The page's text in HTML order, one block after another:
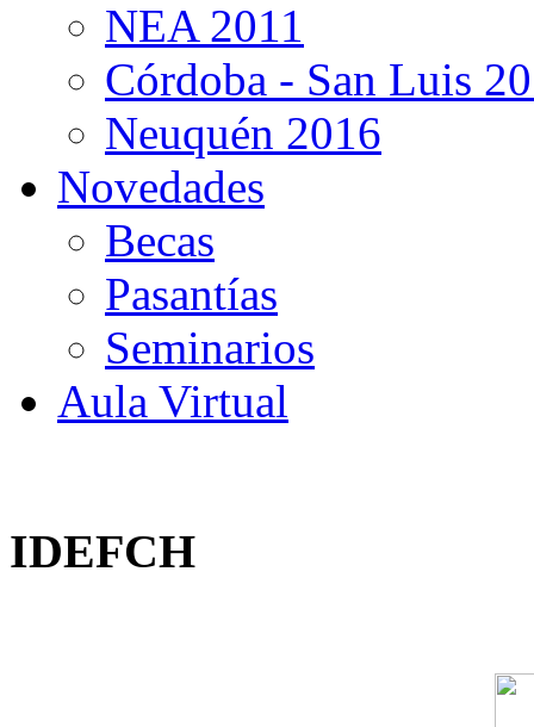
NEA 2011
Córdoba - San Luis
Neuquén 2016
Novedades
Becas
Pasantías
Seminarios
Aula Virtual
IDEFCH